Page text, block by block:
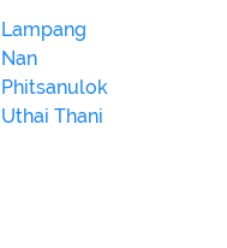
Lampang
Nan
Phitsanulok
Uthai Thani